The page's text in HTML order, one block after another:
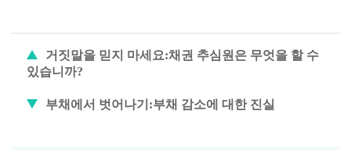
거짓말을 믿지 마세요:채권 추심원은 무엇을 할 수
있습니까?
부채에서 벗어나기:부채 감소에 대한 진실